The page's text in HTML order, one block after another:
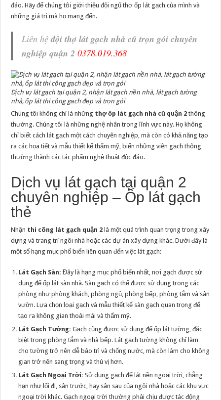
đáo. Hãy để chúng tôi giới thiệu đội ngũ thợ ốp lát gạch của mình và
những giá trị mà họ mang đến.
Liên hệđội thợ lát gạch nhà cũ trọn gói chuyên
nghiệp quận 2 0378.019.368
Dịch vụ lát gạch tại quận 2, nhận lát gạch nền nhà, lát gạch tường
nhà, ốp lát thi công gạch đẹp và trọn gói
Chúng tôi không chỉ là những thợ ốp lát gạch nhà cũ quận 2 thông
thường. Chúng tôi là những nghệ nhân trong lĩnh vực này. Họ không
chỉ biết cách lát gạch một cách chuyên nghiệp, mà còn có khả năng tạo
ra các họa tiết và mẫu thiết kế thẩm mỹ, biến những viên gạch thông
thường thành các tác phẩm nghệ thuật độc đáo.
Dịch vụ lát gạch tại quận 2
chuyên nghiệp – Ốp lát gạch
thẻ
Nhận thi công lát gạch quận 2 là một quá trình quan trọng trong xây
dựng và trang trí ngôi nhà hoặc các dự án xây dựng khác. Dưới đây là
một số hạng mục phổ biến liên quan đến việc lát gạch:
Lát Gạch Sàn: Đây là hạng mục phổ biến nhất, nơi gạch được sử
dụng để ốp lát sàn nhà. Sàn gạch có thể được sử dụng trong các
phòng như phòng khách, phòng ngủ, phòng bếp, phòng tắm và sân
vườn. Lựa chọn loại gạch và mẫu thiết kế sàn gạch quan trọng để
tạo ra không gian thoải mái và thẩm mỹ.
Lát Gạch Tường: Gạch cũng được sử dụng để ốp lát tường, đặc
biệt trong phòng tắm và nhà bếp. Lát gạch tường không chỉ làm
cho tường trở nên dễ bảo trì và chống nước, mà còn làm cho không
gian trở nên sang trọng và thú vị hơn.
Lát Gạch Ngoại Trời: Sử dụng gạch để lát nền ngoại trời, chẳng
hạn như lối đi, sân trước, hay sân sau của ngôi nhà hoặc các khu vực
ngoại trời khác. Gạch ngoại trời thường phải chịu được tác động